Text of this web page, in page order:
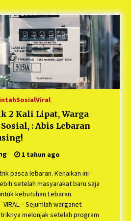
ago
dalam Setiap Langkah Dikha, Penari
yang Viral Ternyata Anak
PNM Mekaar
ago
Banget, Karena Kecewa Tak Dapat
yang Sesuai, Para Peserta Retret
Waktunya
ago
Lingkungan dari Sampah
ago
Ratusan Peserta : Mudik
Tujuan BUMN 2025
ago
Jurpala KOSMI Indonesia Gilang
SosialViral
2 Kali Lipat, Warga
: Abis Lebaran
1 tahun ago
pasca lebaran. Kenaikan ini
setelah masyarakat baru saja
kebutuhan Lebaran.
VIRAL – Sejumlah warganet
melonjak setelah program